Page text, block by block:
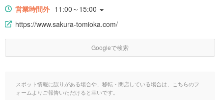
営業時間外 11:00～15:00
https://www.sakura-tomioka.com/
Googleで検索
スポット情報に誤りがある場合や、移転・閉店している場合は、こちらのフ
ォームよりご報告いただけると幸いです。